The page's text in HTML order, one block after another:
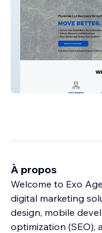
CT Sports Recovery
À propos
Welcome to Exo
digital marketing
design, mobile
optimization (SEO),